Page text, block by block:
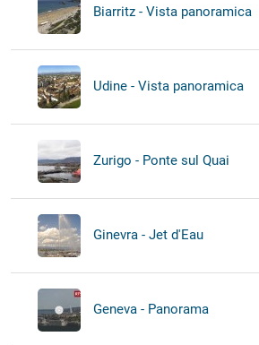
Biarritz - Vista panoramica
Udine - Vista panoramica
Zurigo - Ponte sul Quai
Ginevra - Jet d'Eau
Geneva - Panorama